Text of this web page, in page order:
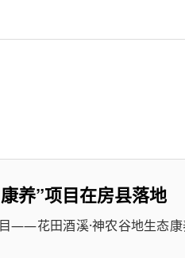
养”项目在房县落地
——花田酒溪·神农谷地生态